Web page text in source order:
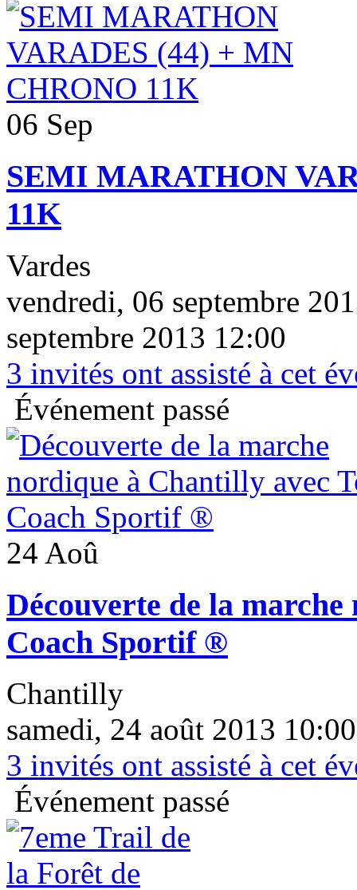
06 Sep
SEMI MARATHON
11K
Vardes
vendredi, 06 septembre
septembre 2013 12:00
3 invités ont assisté à cet
Événement passé
24 Aoû
Découverte de la
Coach Sportif ®
Chantilly
samedi, 24 août 2013
3 invités ont assisté à cet
Événement passé